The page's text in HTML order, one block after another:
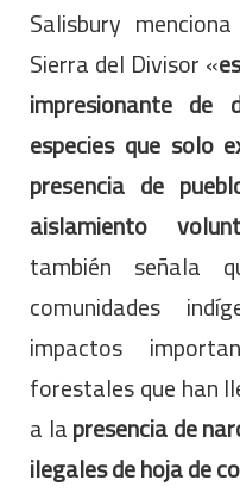
Salisbury
Sierra del Divisor «
impresionante de
especies que solo
presencia de
aislamiento
también señala
comunidades
impactos
forestales que han
a lapresencia de
ilegales de hoja de